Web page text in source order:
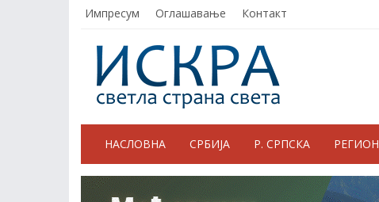
Импресум Оглашавање Контакт
НАСЛОВНА СРБИЈА Р. СРПСКА РЕГИОН